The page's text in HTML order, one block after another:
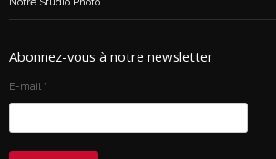
Abonnez-vous à notre newsletter
E-mail *